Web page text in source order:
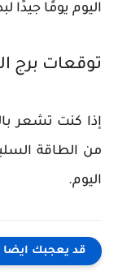
اليوم يومًا جيدًا
توقعات برج
​​إذا كنت تشعر
من الطاقة
اليوم.
قد يعجبك ايضا